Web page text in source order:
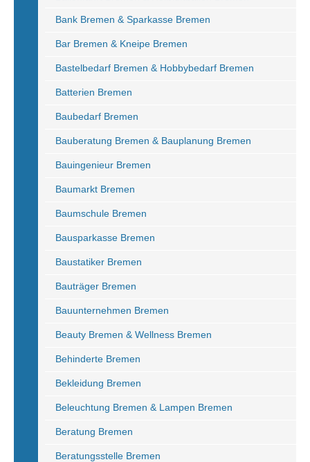
Bank Bremen & Sparkasse Bremen
Bar Bremen & Kneipe Bremen
Bastelbedarf Bremen & Hobbybedarf Bremen
Batterien Bremen
Baubedarf Bremen
Bauberatung Bremen & Bauplanung Bremen
Bauingenieur Bremen
Baumarkt Bremen
Baumschule Bremen
Bausparkasse Bremen
Baustatiker Bremen
Bauträger Bremen
Bauunternehmen Bremen
Beauty Bremen & Wellness Bremen
Behinderte Bremen
Bekleidung Bremen
Beleuchtung Bremen & Lampen Bremen
Beratung Bremen
Beratungsstelle Bremen